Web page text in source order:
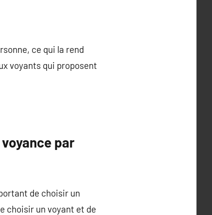
ce qui la rend
voyants qui proposent
par
de choisir un
choisir un voyant et de